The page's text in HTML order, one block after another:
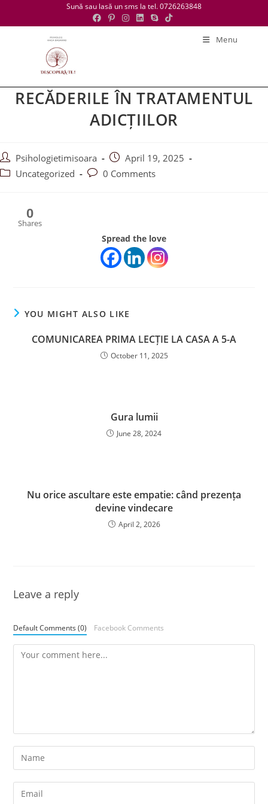
Sună sau lasă un sms la tel. 0726263848
Menu
RECĂDERILE ÎN TRATAMENTUL
ADICȚIILOR
Psihologietimisoara
April 19, 2025
Uncategorized
0 Comments
0
Shares
Spread the love
YOU MIGHT ALSO LIKE
COMUNICAREA PRIMA LECȚIE LA CASA A 5-A
October 11, 2025
Gura lumii
June 28, 2024
Nu orice ascultare este empatie: când prezența
devine vindecare
April 2, 2026
Leave a reply
Default Comments (0) Facebook Comments